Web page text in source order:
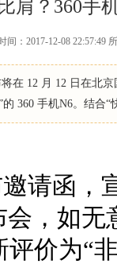
肩？360手
间：2017-12-08 22:57:49
在 12 月 12 日在北
360 手机N6。结合
请函，
，如
价为“